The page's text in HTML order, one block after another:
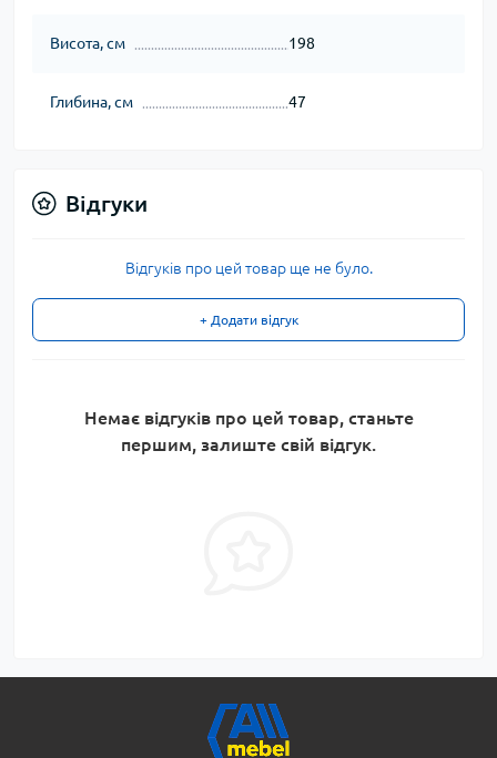
Висота, см 198
Глибина, см 47
Відгуки
Відгуків про цей товар ще не було.
+ Додати відгук
Немає відгуків про цей товар, станьте
першим, залиште свій відгук.